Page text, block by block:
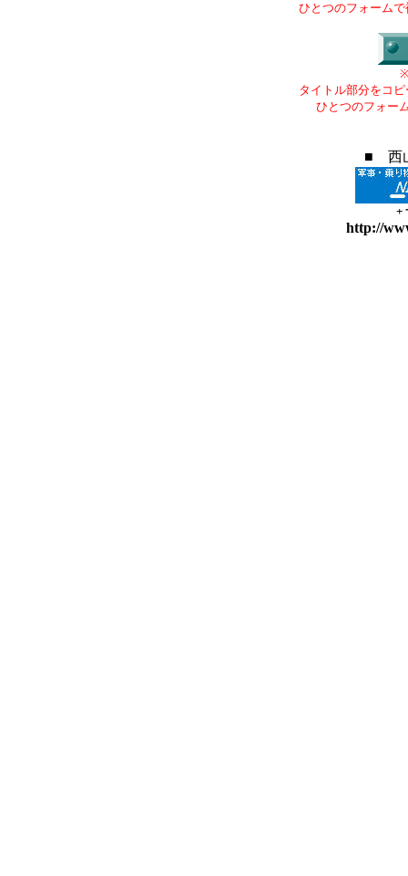
ひとつのフォーム
タイトル部分をコ
ひとつのフォー
■ 西
+
http://